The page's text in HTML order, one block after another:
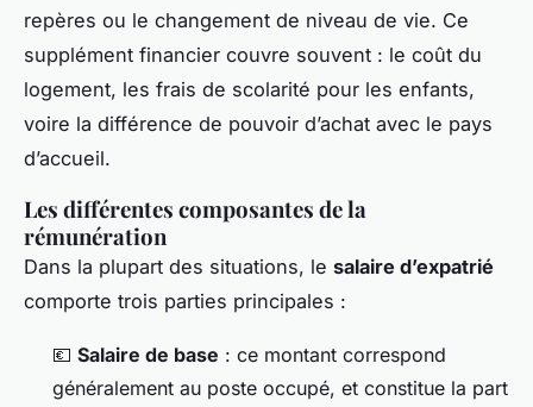
repères ou le changement de niveau de vie. Ce
supplément financier couvre souvent : le coût du
logement, les frais de scolarité pour les enfants,
voire la différence de pouvoir d’achat avec le pays
d’accueil.
Les différentes composantes de la
rémunération
Dans la plupart des situations, le salaire d’expatrié
comporte trois parties principales :
💶 Salaire de base : ce montant correspond
généralement au poste occupé, et constitue la part